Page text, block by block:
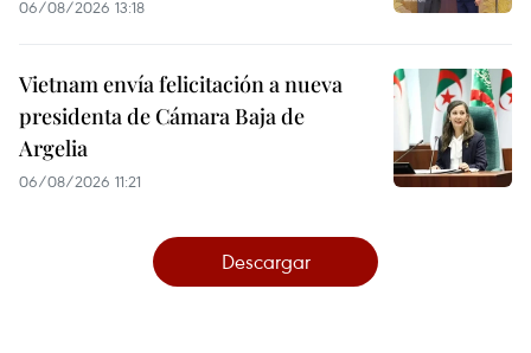
06/08/2026 13:18
Vietnam envía felicitación a nueva
presidenta de Cámara Baja de
Argelia
06/08/2026 11:21
Descargar